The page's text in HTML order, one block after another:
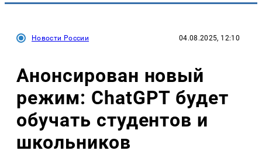
Новости России 04.08.2025, 12:10
Анонсирован новый
режим: ChatGPT будет
обучать студентов и
школьников